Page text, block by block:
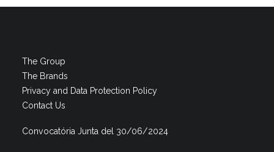
The Group
The Brands
Privacy and Data Protection Policy
Contact Us
Convocatória Junta del 30/06/2024